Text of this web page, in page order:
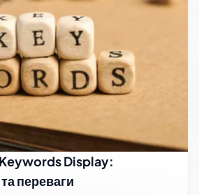
Display:
переваги